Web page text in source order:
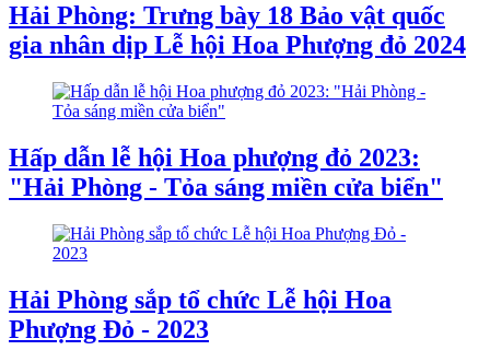
Hải Phòng: Trưng bày 18 Bảo vật quốc
gia nhân dịp Lễ hội Hoa Phượng đỏ 2024
Hấp dẫn lễ hội Hoa phượng đỏ 2023:
"Hải Phòng - Tỏa sáng miền cửa biển"
Hải Phòng sắp tổ chức Lễ hội Hoa
Phượng Đỏ - 2023